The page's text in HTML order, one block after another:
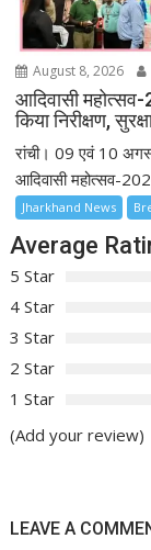
August 8, 2026
आदिवासी महोत्सव-
किया निरीक्षण,
रांची। 09 एवं 10
आदिवासी महोत्सव-
Jharkhand News
Average
5 Star
4 Star
3 Star
2 Star
1 Star
(Add your review)
LEAVE A